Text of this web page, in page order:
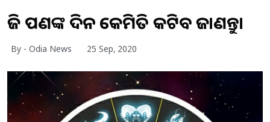
ଆଜି ଆପଣଙ୍କ ଦିନ କେମିତି କଟିବ ଜାଣନ୍ତୁ।
By - Odia News 25 Sep, 2020